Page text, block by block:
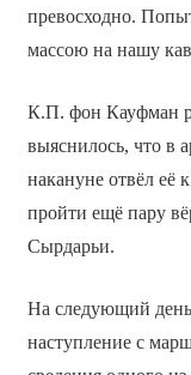
превосходно.
массою на нашу
К.П. фон Кауфман
выяснилось, что в
накануне отвёл её
пройти ещё пару
Сырдарьи.
На следующий
наступление с